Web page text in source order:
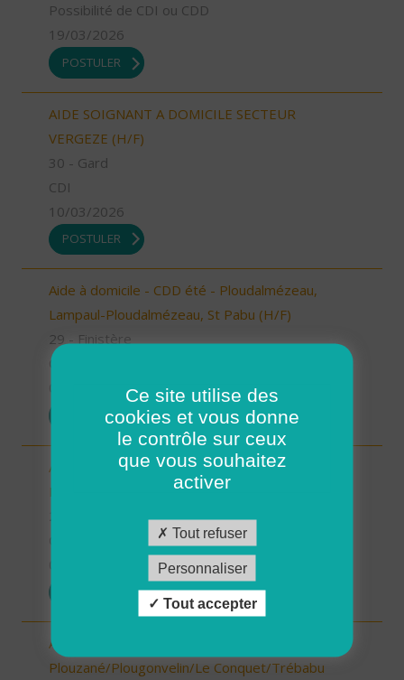
Possibilité de CDI ou CDD
19/03/2026
POSTULER
AIDE SOIGNANT A DOMICILE SECTEUR
VERGEZE (H/F)
30 - Gard
CDI
10/03/2026
POSTULER
Aide à domicile - CDD été - Ploudalmézeau,
Lampaul-Ploudalmézeau, St Pabu (H/F)
29 - Finistère
CDD
POSTULER
Aide à domicile - CDD été - Plouarzel/Lampaul-
Plouarzel/Ploumoguer (H/F)
Aide à domicile - CDD été - Locmaria-
Plouzané/Plougonvelin/Le Conquet/Trébabu
Ce site utilise des
cookies et vous donne
le contrôle sur ceux
que vous souhaitez
activer
Tout refuser
Personnaliser
Tout accepter